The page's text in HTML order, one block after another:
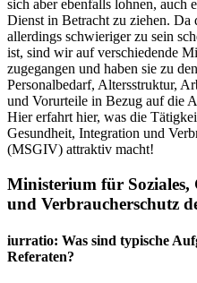
sich aber ebenfalls lohnen, auch
Dienst in Betracht zu ziehen. Da
allerdings schwieriger zu sein
ist, sind wir auf verschiedende
zugegangen und haben sie zu
Personalbedarf, Altersstruktur,
und Vorurteile in Bezug auf die
Hier erfahrt hier, was die
Gesundheit, Integration und
(MSGIV) attraktiv macht!
Ministerium für Soziales,
und Verbraucherschutz
iurratio: Was sind typische
Referaten?